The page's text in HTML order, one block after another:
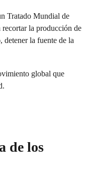
Tratado Mundial de
recortar la producción de
detener la fuente de la
global que
de los